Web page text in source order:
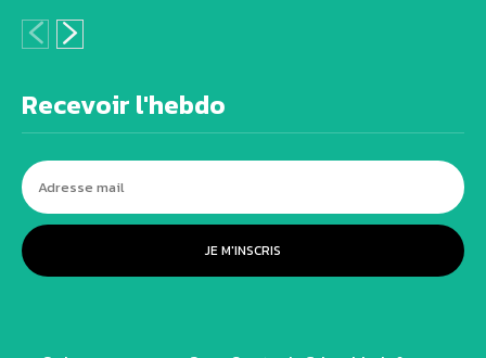
Recevoir l'hebdo
JE M'INSCRIS